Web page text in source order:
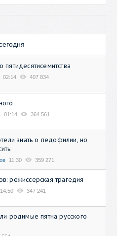
пятидесятисемитства
02:14 407 834
01:14 364 561
знать о педофилии, но
11:30 359 271
режиссерская трагедия
14:50 347 241
родимые пятна русского